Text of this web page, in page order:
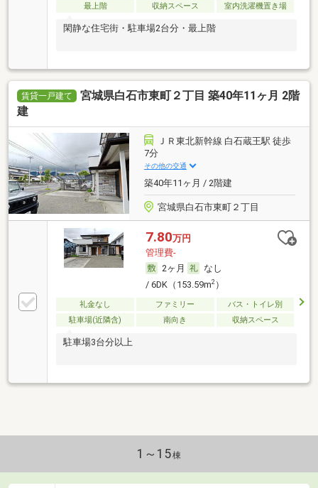
最上階
収納スペース 室内洗濯機置き場
閑静な住宅街・駐車場2台分・最上階
賃貸一戸建て
宮城県白石市東町２丁目 築40年11ヶ月 2階
建
ＪＲ東北新幹線 白石蔵王駅 徒歩
7分
その他の交通
築40年11ヶ月 / 2階建
宮城県白石市東町２丁目
7.80万円
管理費-
2ヶ月
なし
/ 6DK（153.59m2）
礼金なし ファミリー
バス・トイレ別
駐車場(近隣含)
南向き 収納スペース
駐車場3台分以上
1～15棟